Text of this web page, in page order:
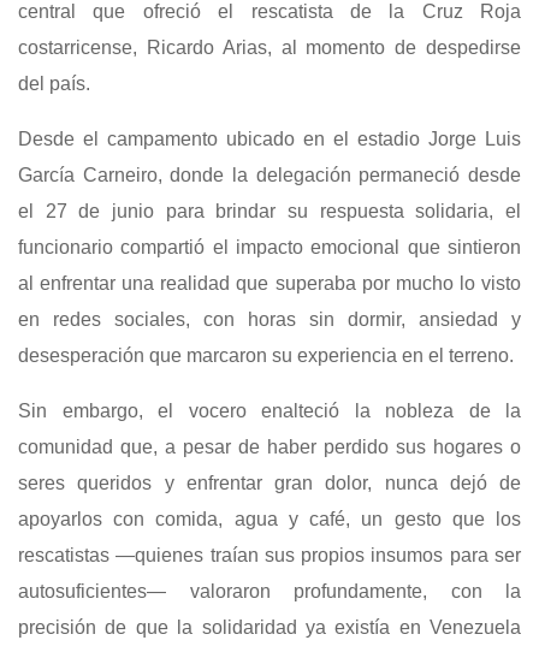
central que ofreció el rescatista de la Cruz Roja
costarricense, Ricardo Arias, al momento de despedirse
del país.
Desde el campamento ubicado en el estadio Jorge Luis
García Carneiro, donde la delegación permaneció desde
el 27 de junio para brindar su respuesta solidaria, el
funcionario compartió el impacto emocional que sintieron
al enfrentar una realidad que superaba por mucho lo visto
en redes sociales, con horas sin dormir, ansiedad y
desesperación que marcaron su experiencia en el terreno.
Sin embargo, el vocero enalteció la nobleza de la
comunidad que, a pesar de haber perdido sus hogares o
seres queridos y enfrentar gran dolor, nunca dejó de
apoyarlos con comida, agua y café, un gesto que los
rescatistas —quienes traían sus propios insumos para ser
autosuficientes— valoraron profundamente, con la
precisión de que la solidaridad ya existía en Venezuela